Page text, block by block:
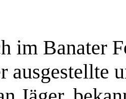
im Banater
ausgestellte